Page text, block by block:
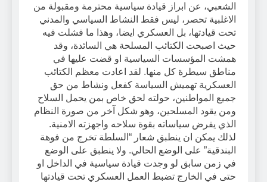
الشعبي، عن ابراز قيادة سياسية محترمة ومقبولة من
الاغلبية تحصر، ليس فقط النشاط السياسي والمدني
تحت قيادتها، بل العسكري ايضا، وهذا ما فشلت فيه
حيث اصبحت الكتائب المسلحة هي السائدة، وقد
همشت المؤسسات السياسية او قضت عليها في
مناطق سيطرة كل منها. لقد اعادت معظم الكتائب
العسكرية تهميش السياسة كفعل ونشاط من حق
جميع المواطنين، حولته لحق خاص بمن يحمل السلاح
ومن يقود المسلحين، وهو شكل آخر من صورة النظام
الذي يفرض سياساته بقوة سلاحه واجهزته الامنية.
لذلك يمكن ان ينطبق شعار “السلطة تخرج من فوهة
البندقية” على الوضع الحالي. ولا ينطبق على الوضع
في زمن سابق لو وجدت قيادة سياسية في الداخل او
حتى في الخارج تضبط العمل العسكري تحت قيادتها